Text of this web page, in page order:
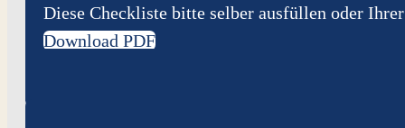
Diese Checkliste bitte selber ausfüllen oder
Download PDF